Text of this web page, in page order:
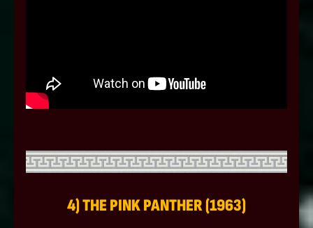
4) THE PINK PANTHER (1963)